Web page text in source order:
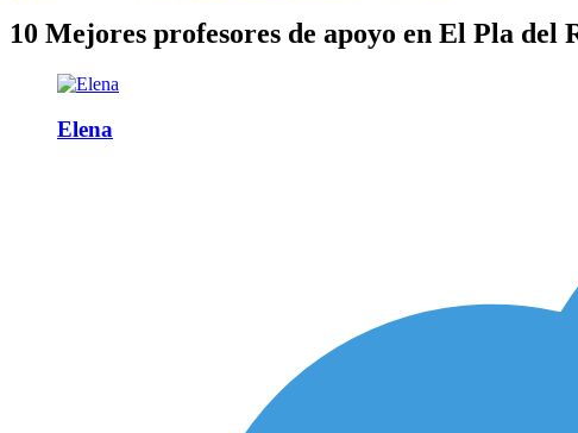
10 Mejores profesores de apoyo en El Pla del
Elena